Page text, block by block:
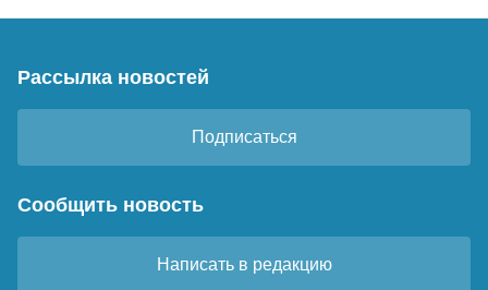
Рассылка новостей
Подписаться
Сообщить новость
Написать в редакцию